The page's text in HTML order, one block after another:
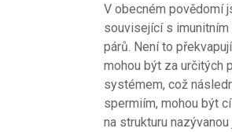
V obecném povědomí
související s
párů. Není to
mohou být za určitých
systémem, což
spermiím, mohou být
na strukturu